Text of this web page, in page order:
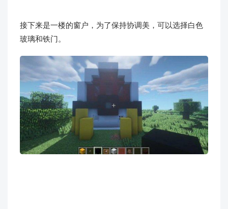
接下来是一楼的窗户，为了保持协调美，可以选择白色
玻璃和铁门。